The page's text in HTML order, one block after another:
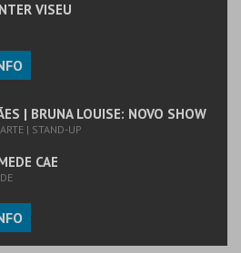
VISEU
| BRUNA LOUISE: NOVO SHOW
| STAND-UP
CAE